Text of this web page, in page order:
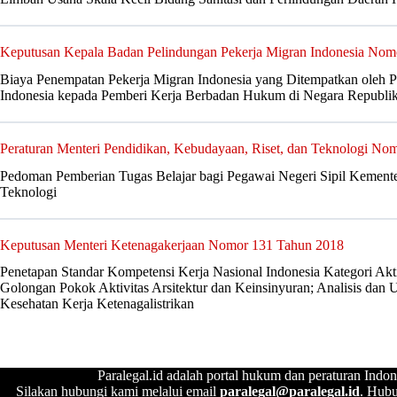
Keputusan Kepala Badan Pelindungan Pekerja Migran Indonesia
Biaya Penempatan Pekerja Migran Indonesia yang Ditempatkan oleh
Indonesia kepada Pemberi Kerja Berbadan Hukum di Negara
Peraturan Menteri Pendidikan, Kebudayaan, Riset, dan Teknologi
Pedoman Pemberian Tugas Belajar bagi Pegawai Negeri Sipil
Teknologi
Keputusan Menteri Ketenagakerjaan Nomor 131 Tahun 2018
Penetapan Standar Kompetensi Kerja Nasional Indonesia Kategori
Golongan Pokok Aktivitas Arsitektur dan Keinsinyuran; Analisis dan
Kesehatan Kerja Ketenagalistrikan
Paralegal.id adalah portal hukum dan peraturan
Silakan hubungi kami melalui email paralegal@paralegal.id.